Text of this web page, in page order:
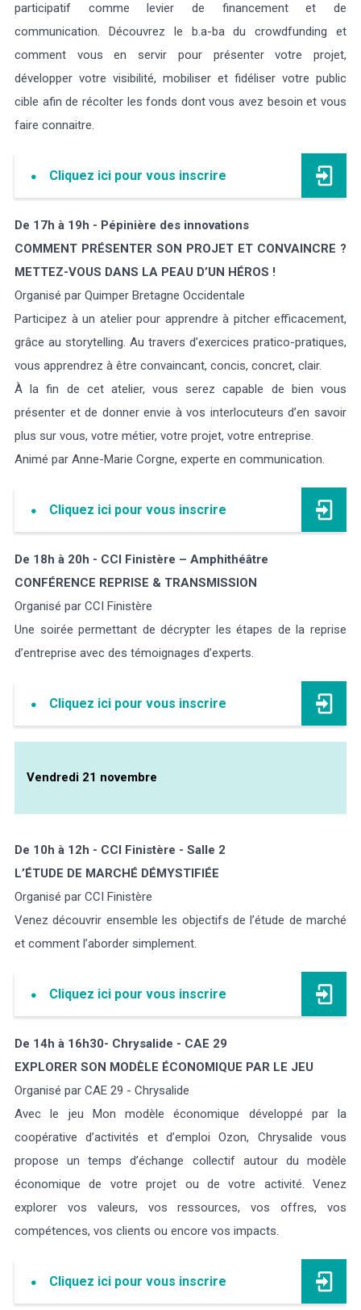
participatif comme levier de financement et de
communication. Découvrez le b.a-ba du crowdfunding et
comment vous en servir pour présenter votre projet,
développer votre visibilité, mobiliser et fidéliser votre public
cible afin de récolter les fonds dont vous avez besoin et vous
faire connaitre.
Cliquez ici pour vous inscrire
De 17h à 19h - Pépinière des innovations
COMMENT PRÉSENTER SON PROJET ET CONVAINCRE ?
METTEZ-VOUS DANS LA PEAU D’UN HÉROS !
Organisé par Quimper Bretagne Occidentale
Participez à un atelier pour apprendre à pitcher efficacement,
grâce au storytelling. Au travers d’exercices pratico-pratiques,
vous apprendrez à être convaincant, concis, concret, clair.
À la fin de cet atelier, vous serez capable de bien vous
présenter et de donner envie à vos interlocuteurs d’en savoir
plus sur vous, votre métier, votre projet, votre entreprise.
Animé par Anne-Marie Corgne, experte en communication.
Cliquez ici pour vous inscrire
De 18h à 20h - CCI Finistère – Amphithéâtre
CONFÉRENCE REPRISE & TRANSMISSION
Organisé par CCI Finistère
Une soirée permettant de décrypter les étapes de la reprise
d’entreprise avec des témoignages d’experts.
Cliquez ici pour vous inscrire
Vendredi 21 novembre
De 10h à 12h - CCI Finistère - Salle 2
L’ÉTUDE DE MARCHÉ DÉMYSTIFIÉE
Organisé par CCI Finistère
Venez découvrir ensemble les objectifs de l’étude de marché
et comment l’aborder simplement.
Cliquez ici pour vous inscrire
De 14h à 16h30- Chrysalide - CAE 29
EXPLORER SON MODÈLE ÉCONOMIQUE PAR LE JEU
Organisé par CAE 29 - Chrysalide
Avec le jeu Mon modèle économique développé par la
coopérative d’activités et d’emploi Ozon, Chrysalide vous
propose un temps d’échange collectif autour du modèle
économique de votre projet ou de votre activité. Venez
explorer vos valeurs, vos ressources, vos offres, vos
compétences, vos clients ou encore vos impacts.
Cliquez ici pour vous inscrire